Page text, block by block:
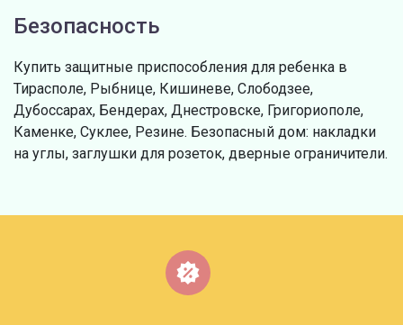
Безопасность
Купить защитные приспособления для ребенка в
Тирасполе, Рыбнице, Кишиневе, Слободзее,
Дубоссарах, Бендерах, Днестровске, Григориополе,
Каменке, Суклее, Резине. Безопасный дом: накладки
на углы, заглушки для розеток, дверные ограничители.